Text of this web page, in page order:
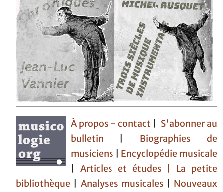
À propos - contact
S'abonner au
bulletin
Biographies de
musiciens
Encyclopédie musicale
|Articles et études | La petite
bibliothèque
Analyses musicales
Nouveaux